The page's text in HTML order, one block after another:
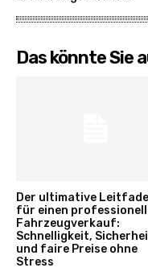
Das könnte Sie
Der ultimative
für einen
Fahrzeugverkauf:
Schnelligkeit,
und faire Preise ohne
Stress